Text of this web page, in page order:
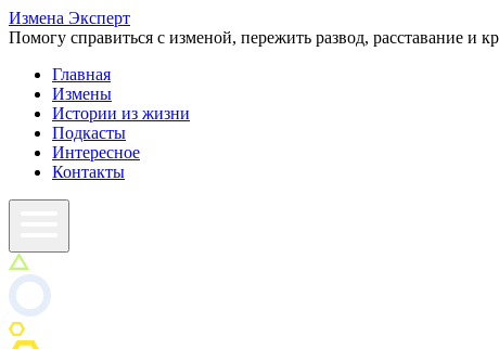
Измена Эксперт
Помогу справиться с изменой, пережить развод, расставание и
Главная
Измены
Истории из жизни
Подкасты
Интересное
Контакты